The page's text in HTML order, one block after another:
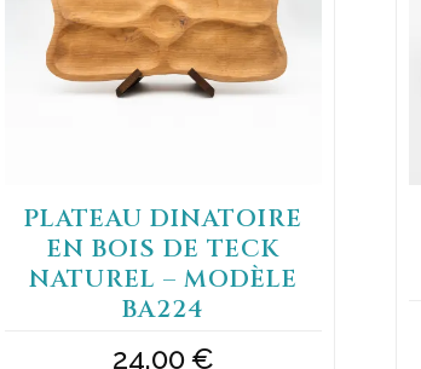
PLATEAU DINATOIRE
EN BOIS DE TECK
NATUREL – MODÈLE
BA224
24,00€